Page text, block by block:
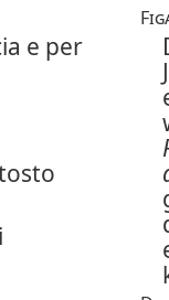
e per